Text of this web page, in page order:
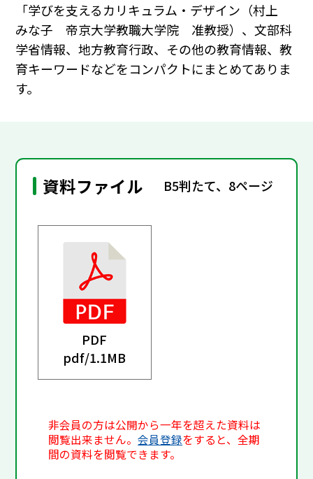
「学びを支えるカリキュラム・デザイン（村上
みな子 帝京大学教職大学院 准教授）、文部科
学省情報、地方教育行政、その他の教育情報、教
育キーワードなどをコンパクトにまとめてありま
す。
資料ファイル B5判たて、8ページ
PDF
pdf/1.1MB
非会員の方は公開から一年を超えた資料は
閲覧出来ません。会員登録をすると、全期
間の資料を閲覧できます。